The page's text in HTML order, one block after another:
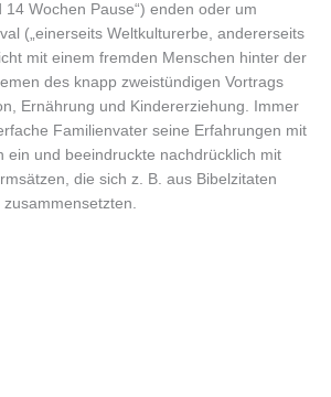
14 Wochen Pause“) enden oder um
(„einerseits Weltkulturerbe, andererseits
mit einem fremden Menschen hinter der
des knapp zweistündigen Vortrags
Ernährung und Kindererziehung. Immer
Familienvater seine Erfahrungen mit
ein und beeindruckte nachdrücklich mit
die sich z. B. aus Bibelzitaten